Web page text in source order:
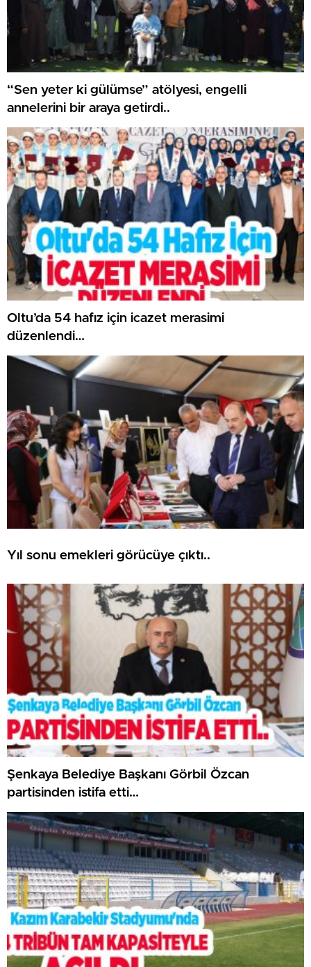
“Sen yeter ki gülümse” atölyesi, engelli
annelerini bir araya getirdi..
Oltu’da 54 hafız için icazet merasimi
düzenlendi…
Yıl sonu emekleri görücüye çıktı..
Şenkaya Belediye Başkanı Görbil Özcan
partisinden istifa etti…